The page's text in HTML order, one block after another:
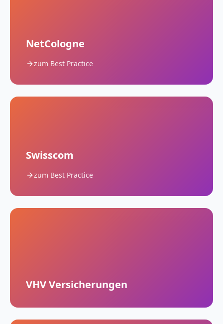
NetCologne
zum Best Practice
Swisscom
zum Best Practice
VHV Versicherungen